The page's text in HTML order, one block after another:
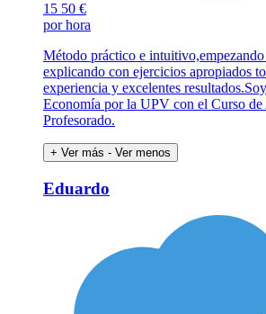
15 50 €
por hora
Método práctico e
explicando con ejercicios apropiados
experiencia y excelentes
Economía por la UPV con el Curso de
Profesorado.
+ Ver más - Ver menos
Eduardo